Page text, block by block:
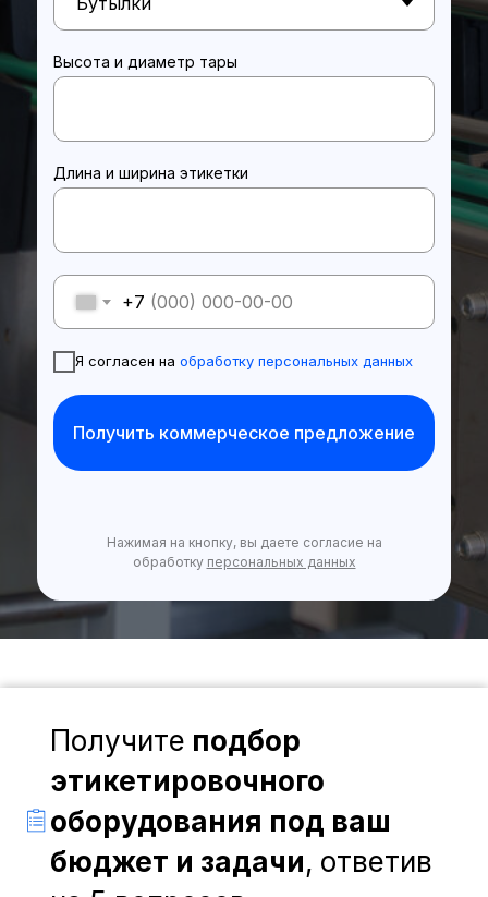
Отправить запрос на почту:
Нажимая на кнопку, вы даете согласие на
обработку персональных данных
Высота и диаметр тары
Длина и ширина этикетки
+7
Я согласен на обработку персональных данных
Получить коммерческое предложение
Получите подбор
этикетировочного
оборудования под ваш
бюджет и задачи, ответив